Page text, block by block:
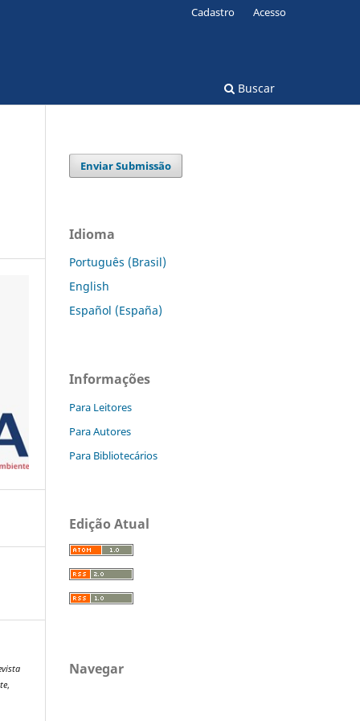
Buscar
Cadastro Acesso
,
Enviar Submissão
Idioma
Português (Brasil)
English
Español (España)
Informações
Para Leitores
Para Autores
Para Bibliotecários
Edição Atual
Navegar